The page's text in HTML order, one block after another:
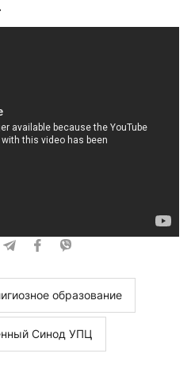
образование
Синод УПЦ